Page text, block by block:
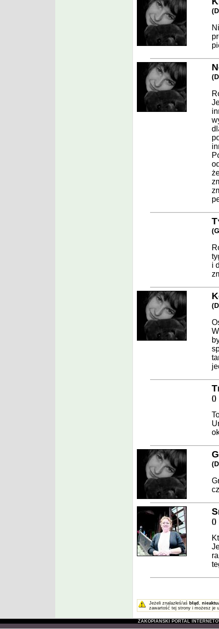
(
(
(
i
(
()
(
()
Jeżeli znalazłeś/aś błąd ,
zawartość tej strony i możesz je
ZAKOPIAŃSKI PORTAL